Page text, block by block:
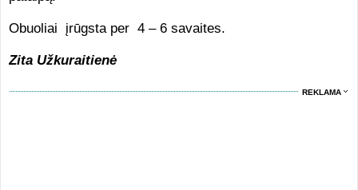
Obuoliai įrūgsta per 4 – 6 savaites.
Zita Užkuraitienė
REKLAMA